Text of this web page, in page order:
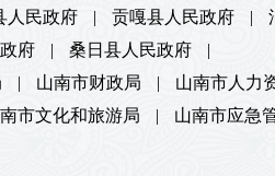
人民政府 | 贡嘎县人民政府 |
府 | 桑日县人民政府
|
| 山南市财政局 |
山南市人力
市文化和旅游局 | 山南市应急